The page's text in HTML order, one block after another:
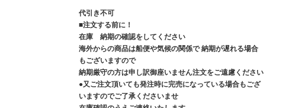
代引き不可
■注文する前に！
在庫 納期の確認をしてください
海外からの商品は船便や気候の関係で 納期が遅れる場合
もございますので
納期厳守の方は申し訳御座いません注文をご遠慮ください
●又ご注文頂いても発注時に完売になっている場合もござ
いますのでご了承くださいませ